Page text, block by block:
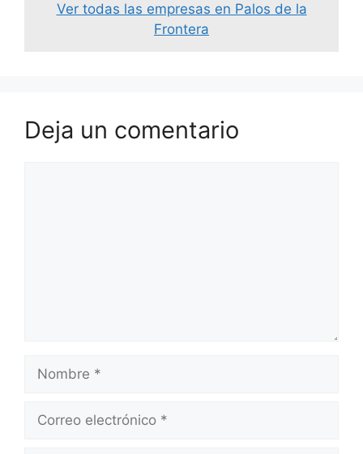
Ver todas las empresas en Palos de la
Frontera
Deja un comentario
Nombre
Correo